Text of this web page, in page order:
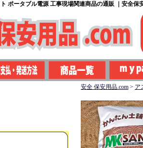
ポータブル電源 工事現場関連商品の通販 ｜安全保
安全 保安用品.com > ア